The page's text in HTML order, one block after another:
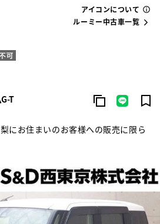
アイコンについて
ルーミー中古車一覧
T
にお住まいのお客様への販売に限ら